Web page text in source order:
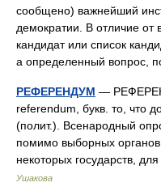
сообщено) важнейший
демократии. В отличие от
кандидат или список
а определенный вопрос,
РЕФЕРЕНДУМ —
referendum, букв. то, что
(полит.). Всенародный
помимо выборных
некоторых государств,
Ушакова